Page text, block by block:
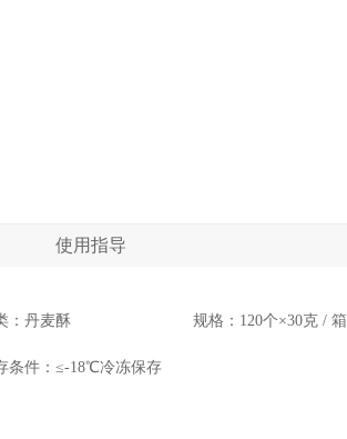
使用指导
：丹麦酥 规格：120个×30克 / 箱
条件：≤-18℃冷冻保存